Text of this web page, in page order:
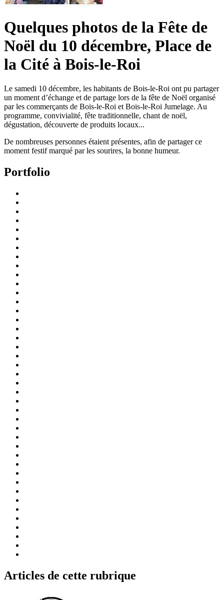
Quelques photos de la Fête de
Noël du 10 décembre, Place de
la Cité à Bois-le-Roi
Le samedi 10 décembre, les habitants de Bois-le-Roi ont pu partager
un moment d’échange et de partage lors de la fête de Noël organisé
par les commerçants de Bois-le-Roi et Bois-le-Roi Jumelage. Au
programme, convivialité, fête traditionnelle, chant de noël,
dégustation, découverte de produits locaux...
De nombreuses personnes étaient présentes, afin de partager ce
moment festif marqué par les sourires, la bonne humeur.
Portfolio
Articles de cette rubrique